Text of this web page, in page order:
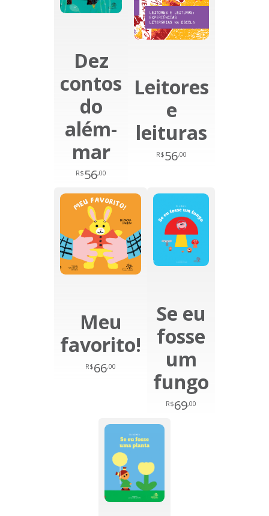
Dez
contos
do
além-
mar
R$56,00
Leitores
e
leituras
R$56,00
Meu
favorito!
R$66,00
Se eu
fosse
um
fungo
R$69,00